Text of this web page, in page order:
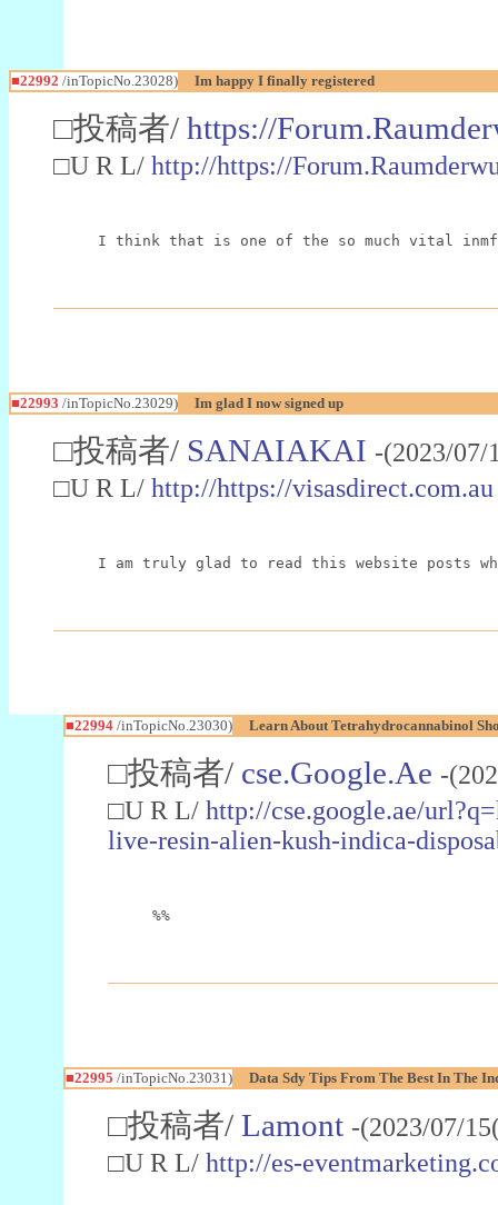
■22992 /inTopicNo.23028) Im happy I finally registered
□投稿者/ https://
□U R L/ http://https://
I think that is one of the so much vital
■22993 /inTopicNo.23029) Im glad I now signed up
□投稿者/ SANAIAKAI -(2023/
□U R L/ http://https://visasdirect.com.au
I am truly glad to read this website posts
■22994/inTopicNo.23030) Learn About Tetrahydrocannabinol
□投稿者/ cse.Google.Ae -
□U R L/ http://cse.google.ae/
live-resin-alien-kush-indica-
%%
■22995 /inTopicNo.23031) Data Sdy Tips From The Best In The
□投稿者/ Lamont -(2023/07/
□U R L/ http://es-